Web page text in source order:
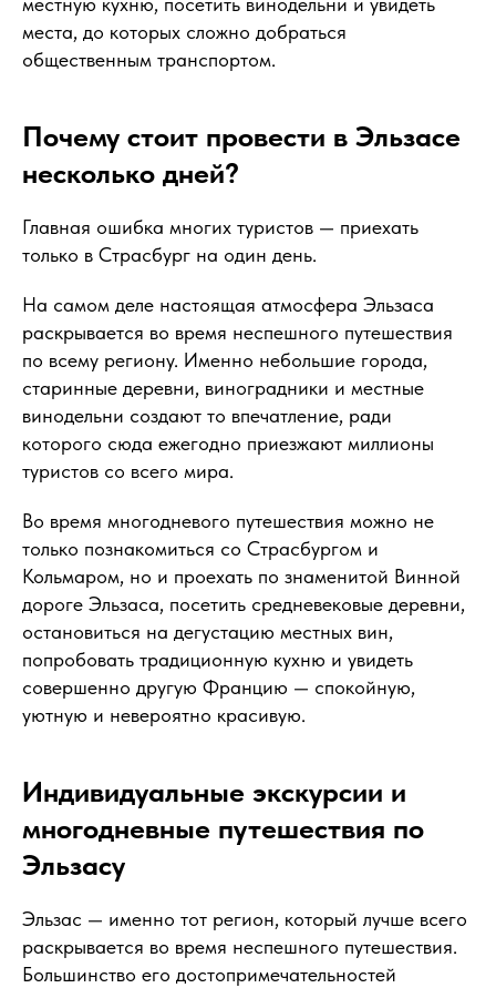
места, до которых сложно добраться
общественным транспортом.
Почему стоит провести в Эльзасе
несколько дней?
Главная ошибка многих туристов — приехать
только в Страсбург на один день.
На самом деле настоящая атмосфера Эльзаса
раскрывается во время неспешного путешествия
по всему региону. Именно небольшие города,
старинные деревни, виноградники и местные
винодельни создают то впечатление, ради
которого сюда ежегодно приезжают миллионы
туристов со всего мира.
Во время многодневого путешествия можно не
только познакомиться со Страсбургом и
Кольмаром, но и проехать по знаменитой Винной
дороге Эльзаса, посетить средневековые деревни,
остановиться на дегустацию местных вин,
попробовать традиционную кухню и увидеть
совершенно другую Францию — спокойную,
уютную и невероятно красивую.
Индивидуальные экскурсии и
многодневные путешествия по
Эльзасу
Эльзас — именно тот регион, который лучше всего
раскрывается во время неспешного путешествия.
Большинство его достопримечательностей